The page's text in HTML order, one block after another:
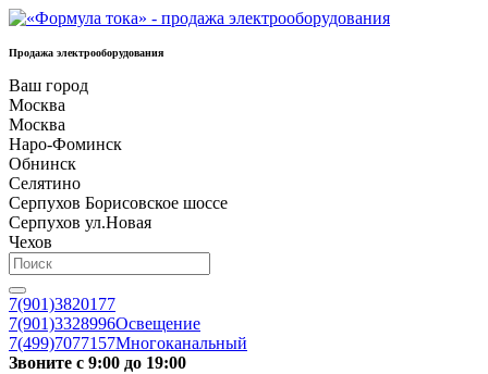
Продажа электрооборудования
Ваш город
Москва
Москва
Наро-Фоминск
Обнинск
Селятино
Серпухов Борисовское шоссе
Серпухов ул.Новая
Чехов
7(901)3820177
7(901)3328996Освещение
7(499)7077157Многоканальный
Звоните с 9:00 до 19:00